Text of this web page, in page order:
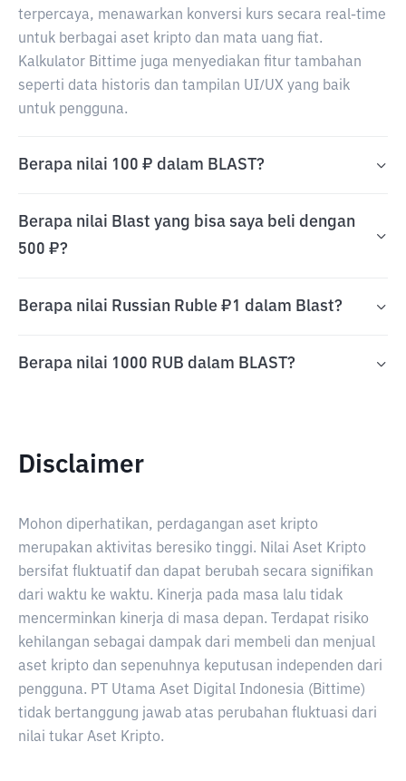
terpercaya, menawarkan konversi kurs secara real-time
untuk berbagai aset kripto dan mata uang fiat.
Kalkulator Bittime juga menyediakan fitur tambahan
seperti data historis dan tampilan UI/UX yang baik
untuk pengguna.
Berapa nilai 100 ₽ dalam BLAST?
Berapa nilai Blast yang bisa saya beli dengan
500 ₽?
Berapa nilai Russian Ruble ₽1 dalam Blast?
Berapa nilai 1000 RUB dalam BLAST?
Disclaimer
Mohon diperhatikan, perdagangan aset kripto
merupakan aktivitas beresiko tinggi. Nilai Aset Kripto
bersifat fluktuatif dan dapat berubah secara signifikan
dari waktu ke waktu. Kinerja pada masa lalu tidak
mencerminkan kinerja di masa depan. Terdapat risiko
kehilangan sebagai dampak dari membeli dan menjual
aset kripto dan sepenuhnya keputusan independen dari
pengguna. PT Utama Aset Digital Indonesia (Bittime)
tidak bertanggung jawab atas perubahan fluktuasi dari
nilai tukar Aset Kripto.